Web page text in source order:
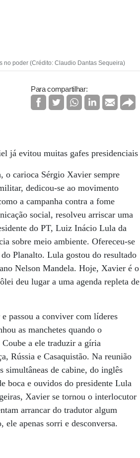
no poder (Crédito: Claudio Dantas Sequeira)
Para compartilhar:
já evitou muitas gafes presidenciais
o carioca Sérgio Xavier sempre
dedicou-se ao movimento
a campanha contra a fome
social, resolveu arriscar uma
do PT, Luiz Inácio Lula da
sobre meio ambiente. Ofereceu-se
Planalto. Lula gostou do resultado
Nelson Mandela. Hoje, Xavier é o
deu lugar a uma agenda repleta de
passou a conviver com líderes
as manchetes quando o
a ele traduzir a gíria
Rússia e Casaquistão. Na reunião
simultâneas de cabine, do inglês
boca e ouvidos do presidente Lula
Xavier se tornou o interlocutor
arrancar do tradutor algum
apenas sorri e desconversa.